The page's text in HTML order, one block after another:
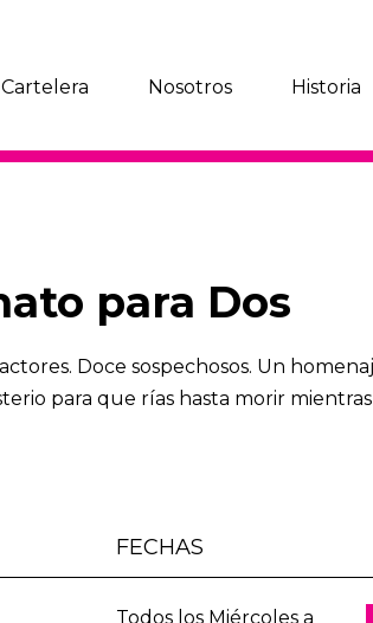
Cartelera Nosotros Historia
para Dos
Doce sospechosos. Un
para que rías hasta morir
FECHAS
Todos los Miércoles a